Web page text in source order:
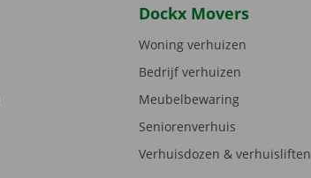
Dockx Movers
Woning verhuizen
Bedrijf verhuizen
Meubelbewaring
Seniorenverhuis
Verhuisdozen & verhuisliften